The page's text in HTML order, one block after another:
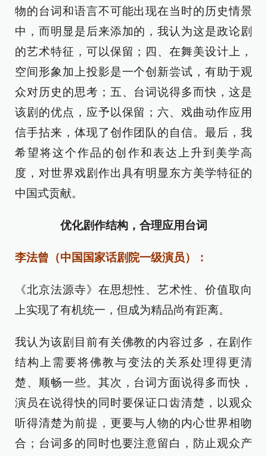
物的台词和语言不可能出现在当时的历史情景
中，而明显是后来添加的，我认为这是政论剧
的艺术特征，可以保留；四、在舞美设计上，
空间形象加上投影是一个创新尝试，有助于观
众对历史的思考；五、台词说得多而快，这是
该剧的优点，应予以保留；六、戏曲动作应用
信手拈来，体现了创作团队的自信。最后，我
希望将这个作品的创作和表达上升到美学高
度，对世界戏剧作出具有明显东方美学特征的
中国式贡献。
优化剧作结构，合理应用台词
李法曾（中国国家话剧院一级演员）：
《北京法源寺》在思想性、艺术性、价值取向
上实现了有机统一，但成为精品尚有距离。
我认为该剧目前有关佛教的内容过多，在剧作
结构上需要将佛教与变法的关系处理得更清
楚、顺畅一些。其次，台词方面说得多而快，
演员在说得快的同时要保证口齿清楚，以观众
听得清楚为前提，更要与人物的内心世界相吻
合；台词多的同时也要注意留白，防止观众产